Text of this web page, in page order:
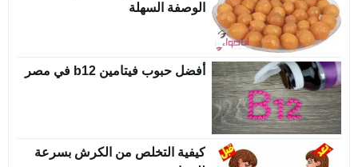
الوصفة السهلة
أفضل حبوب فيتامين b12 في مصر
كيفية التخلص من الكرش بسرعة